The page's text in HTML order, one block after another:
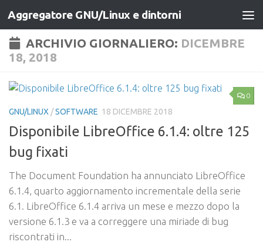
Salta al contenuto
Aggregatore GNU/Linux e dintorni
ARCHIVIO GIORNALIERO: DICEMBRE
18, 2018
0
GNU/LINUX /SOFTWARE 18 DICEMBRE 2018
Disponibile LibreOffice 6.1.4: oltre 125
bug fixati
The Document Foundation ha annunciato LibreOffice
6.1.4, quarto aggiornamento incrementale della serie
6.1. LibreOffice 6.1.4 arriva un mese e mezzo dopo la
versione 6.1.3 e va a correggere una miriade di bug
riscontrati in...